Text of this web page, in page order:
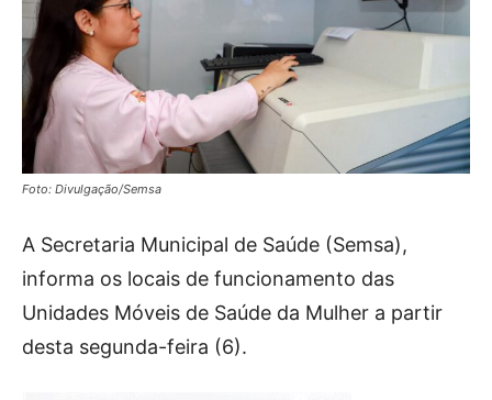
Foto: Divulgação/Semsa
A Secretaria Municipal de Saúde (Semsa),
informa os locais de funcionamento das
Unidades Móveis de Saúde da Mulher a partir
desta segunda-feira (6).